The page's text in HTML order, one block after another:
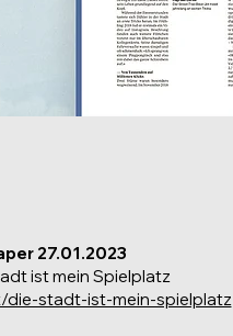
27.01.2023
ist mein Spielplatz
stadt-ist-mein-spielplatz